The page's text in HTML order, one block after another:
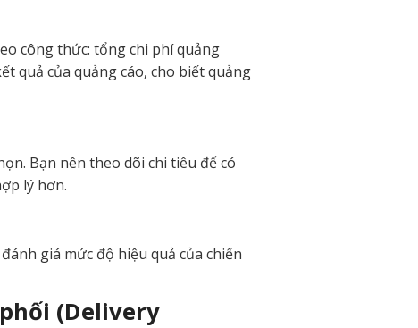
công thức: tổng chi phí quảng
quả của quảng cáo, cho biết quảng
Bạn nên theo dõi chi tiêu để có
lý hơn.
giá mức độ hiệu quả của chiến
(Delivery